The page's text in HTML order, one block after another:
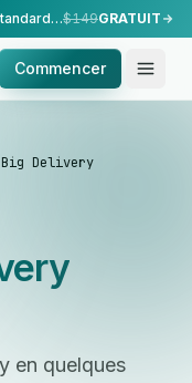
Configuration clé en main — configuration standard, réalisée par notre équipe.$149GRATUIT
Commencer
Delivery
en quelques